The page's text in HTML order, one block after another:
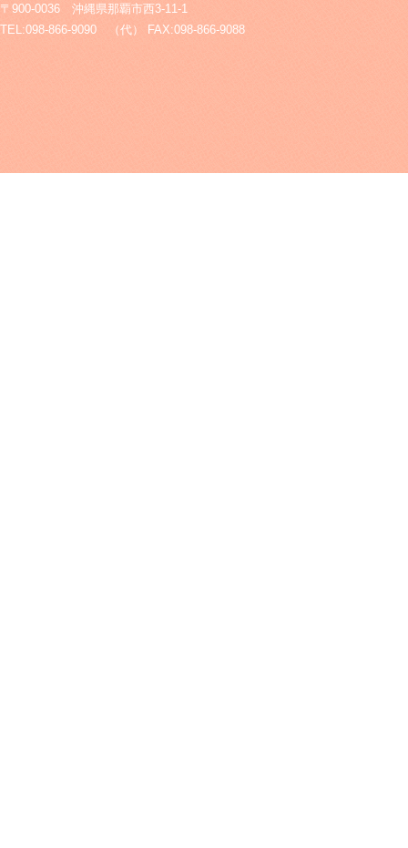
〒900-0036 沖縄県那覇市西3-11-1
TEL:098-866-9090 （代） FAX:098-866-9088